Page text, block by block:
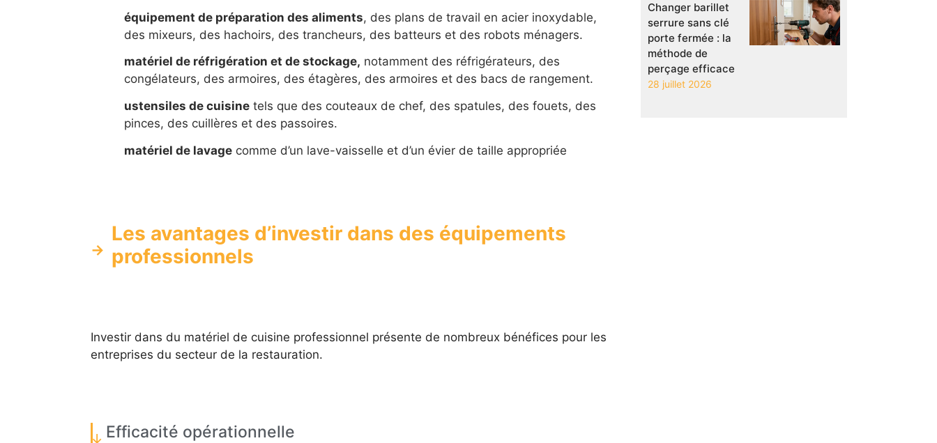
équipement de préparation des aliments, des plans de travail en acier inoxydable,
des mixeurs, des hachoirs, des trancheurs, des batteurs et des robots ménagers.
matériel de réfrigération et de stockage, notamment des réfrigérateurs, des
congélateurs, des armoires, des étagères, des armoires et des bacs de rangement.
ustensiles de cuisinetels que des couteaux de chef, des spatules, des fouets, des
pinces, des cuillères et des passoires.
matériel de lavagecomme d’un lave-vaisselle et d’un évier de taille appropriée
Les avantages d’investir dans des équipements
professionnels
Investir dans du matériel de cuisine professionnel présente de nombreux bénéfices pour les
entreprises du secteur de la restauration.
Efficacité opérationnelle
Changer barillet
serrure sans clé
porte fermée : la
méthode de
perçage efficace
28 juillet 2026